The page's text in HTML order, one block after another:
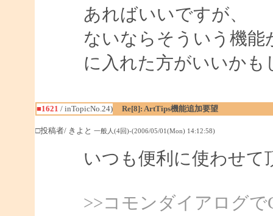
あればいいですが、
ないならそういう機能
に入れた方がいいかも
■1621 / inTopicNo.24) Re[8]: ArtTips機能追加要望
□投稿者/ きよと 一般人(4回)-(2006/05/01(Mon) 14:12:58)
いつも便利に使わせて
>>コモンダイアログ